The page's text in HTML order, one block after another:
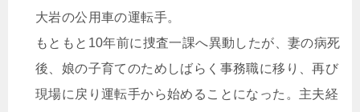
大岩の公用車の運転手。
もともと10年前に捜査一課へ異動したが、妻の病死
後、娘の子育てのためしばらく事務職に移り、再び
現場に戻り運転手から始めることになった。主夫経